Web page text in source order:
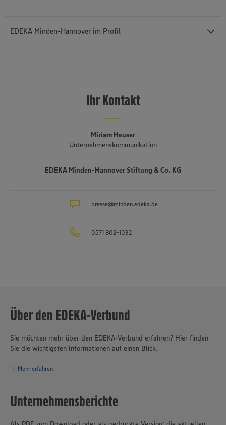
EDEKA Minden-Hannover im Profil
selbstständigen Einzelhandels und etwa 3.140 Auszubildenden) ist
EDEKA Minden-Hannoverdie umsatzstärkste von insgesamt
niederländischen bis an die polnische Grenze und umfasst Bremen,
Niedersachsen, einen Teil von Ostwestfalen-Lippe, Sachsen-Anhalt,
Kaufleuten. Zum Unternehmensverbund gehören mehrere
sowie das Traditionsunternehmen für Fischverarbeitung
in Sachen Nachhaltigkeit und Klimaschutz. Seit über 100 Jahren ist
verantwortungsvolles und nachhaltiges Handeln
Ihr Kontakt
Miriam Heuser
Unternehmenskommunikation
EDEKA Minden-Hannover Stiftung & Co. KG
presse@minden.edeka.de
0571 802-1032
Über den EDEKA-Verbund
Sie möchten mehr über den EDEKA-Verbund erfahren? Hier finden
Sie die wichtigsten Informationen auf einen Blick.
Mehr erfahren
Unternehmensberichte